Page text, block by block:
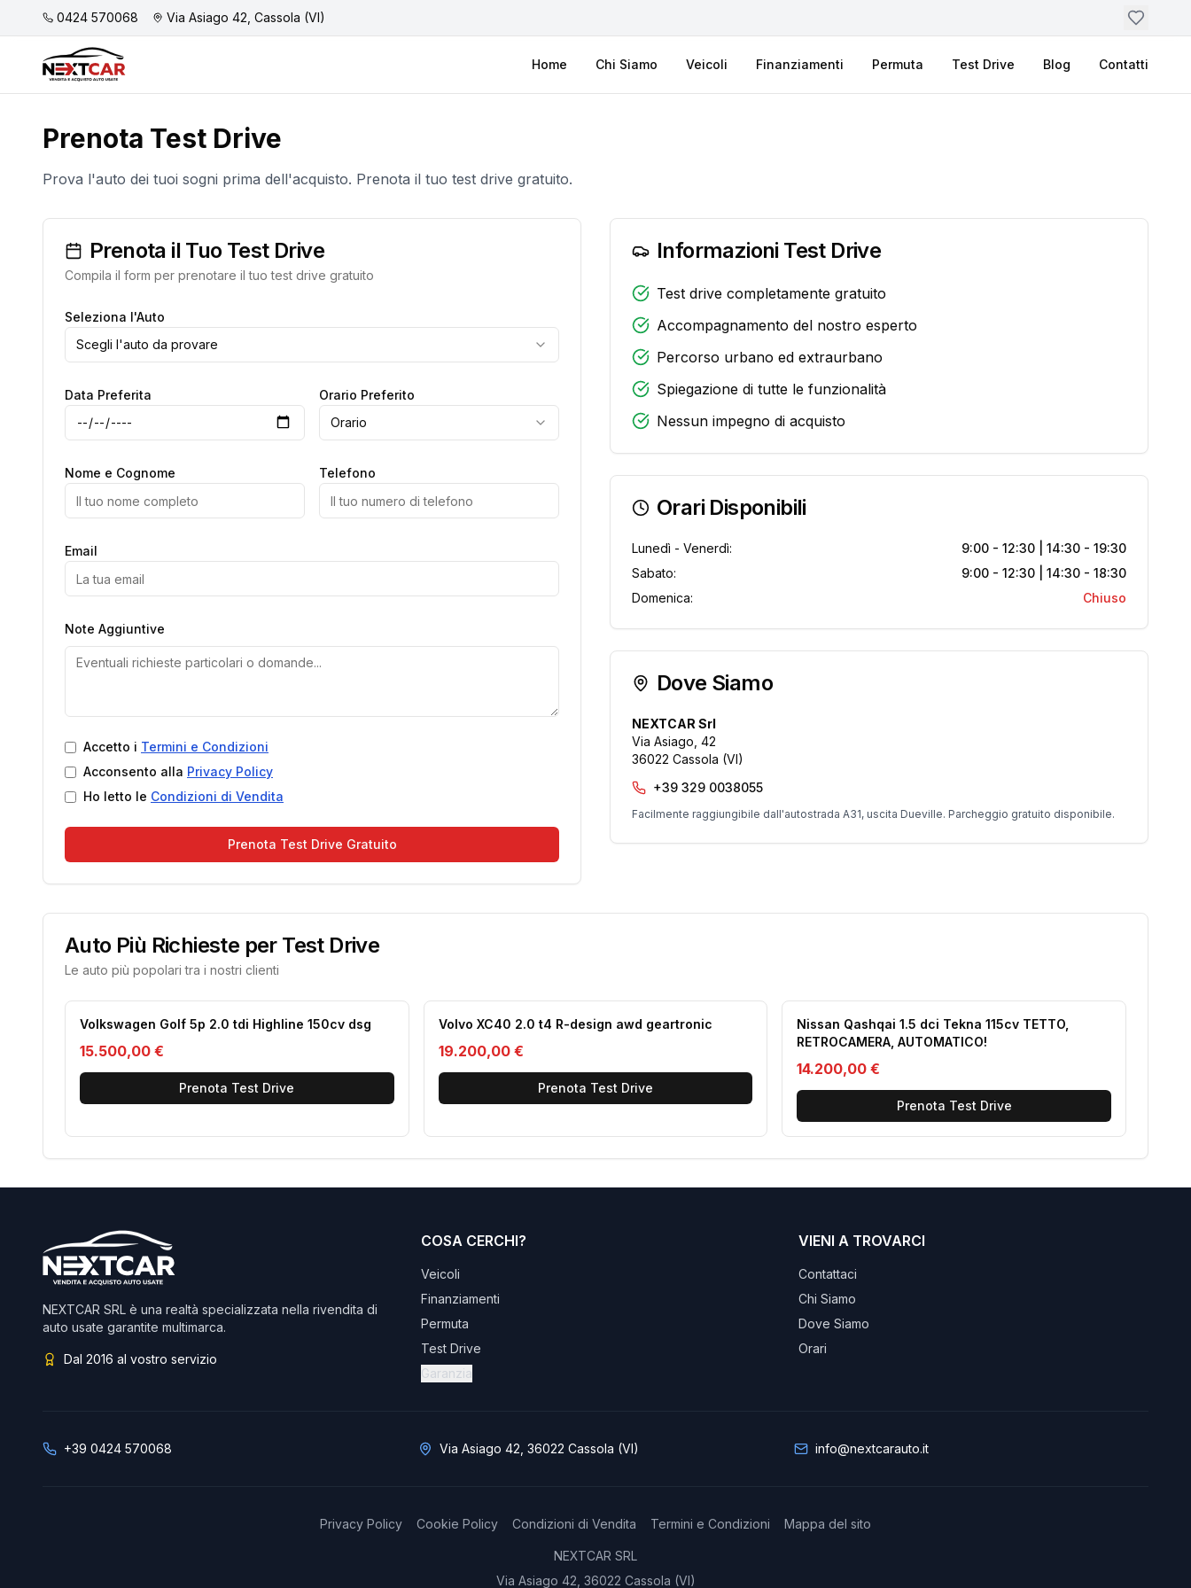
0424 570068 Via Asiago 42, Cassola (VI)
Home Chi Siamo Veicoli Finanziamenti Permuta Test Drive Blog Contatti
Prenota Test Drive
Prova l'auto dei tuoi sogni prima dell'acquisto. Prenota il tuo test drive gratuito.
Prenota il Tuo Test Drive
Compila il form per prenotare il tuo test drive gratuito
Seleziona l'Auto
Scegli l'auto da provare
Data Preferita
Orario Preferito
Orario
Nome e Cognome Telefono
Email
Note Aggiuntive
Accetto i Termini e Condizioni
Acconsento alla Privacy Policy
Ho letto le Condizioni di Vendita
Prenota Test Drive Gratuito
Informazioni Test Drive
Test drive completamente gratuito
Accompagnamento del nostro esperto
Percorso urbano ed extraurbano
Spiegazione di tutte le funzionalità
Nessun impegno di acquisto
Orari Disponibili
Lunedì - Venerdì:
9:00 - 12:30 | 14:30 - 19:30
Sabato:
9:00 - 12:30 | 14:30 - 18:30
Domenica:
Chiuso
Dove Siamo
NEXTCAR Srl
Via Asiago, 42
36022 Cassola (VI)
+39 329 0038055
Facilmente raggiungibile dall'autostrada A31, uscita Dueville. Parcheggio gratuito disponibile.
Auto Più Richieste per Test Drive
Le auto più popolari tra i nostri clienti
Volkswagen Golf 5p 2.0 tdi Highline 150cv dsg
15.500,00 €
Prenota Test Drive
Volvo XC40 2.0 t4 R-design awd geartronic
19.200,00 €
Prenota Test Drive
Nissan Qashqai 1.5 dci Tekna 115cv TETTO,
RETROCAMERA, AUTOMATICO!
14.200,00 €
Prenota Test Drive
NEXTCAR SRL è una realtà specializzata nella rivendita di
auto usate garantite multimarca.
Dal 2016 al vostro servizio
COSA CERCHI?
Veicoli
Finanziamenti
Permuta
Test Drive
Garanzia
VIENI A TROVARCI
Contattaci
Chi Siamo
Dove Siamo
Orari
+39 0424 570068 Via Asiago 42, 36022 Cassola (VI) info@nextcarauto.it
Privacy Policy Cookie Policy Condizioni di Vendita Termini e Condizioni Mappa del sito
NEXTCAR SRL
Via Asiago 42, 36022 Cassola (VI)